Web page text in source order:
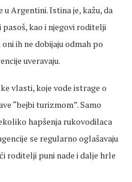
Argentini. Istina je, kažu, da
kao i njegovi roditelji
ih ne dobijaju odmah po
uveravaju.
vlasti, koje vode istrage o
“bejbi turizmom”. Samo
hapšenja rukovodilaca
se regularno oglašavaju
roditelji puni nade i dalje hrle